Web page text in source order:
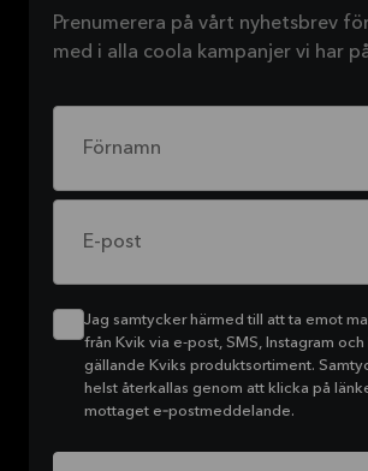
Prenumerera på vårt nyhetsbrev
med i alla coola kampanjer vi har
Förnamn
E-post
Jag samtycker härmed till att ta emot
från Kvik via e-post, SMS, Instagram
gällande Kviks produktsortiment.
helst återkallas genom att klicka på
mottaget e‑postmeddelande.